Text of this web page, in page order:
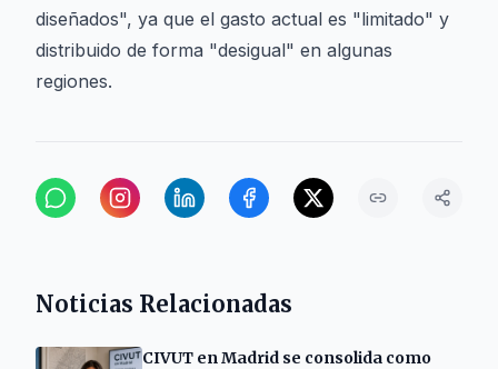
diseñados", ya que el gasto actual es "limitado" y
distribuido de forma "desigual" en algunas
regiones.
Noticias Relacionadas
CIVUT en Madrid se consolida como